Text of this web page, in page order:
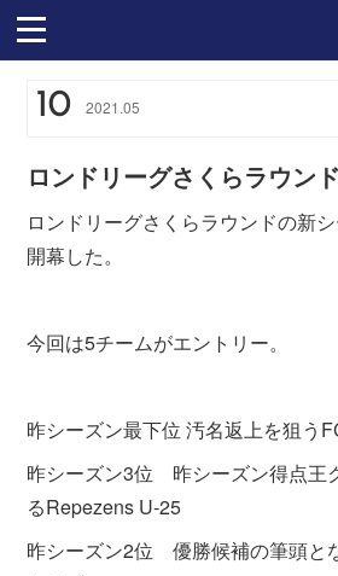
10 2021 .05
ロンドリーグさくらラウン
ロンドリーグさくらラウンドの新
開幕した。
今回は5チームがエントリー。
昨シーズン最下位 汚名返上を狙う
昨シーズン3位 昨シーズン得点王
るRepezens U-25
昨シーズン2位 優勝候補の筆頭と